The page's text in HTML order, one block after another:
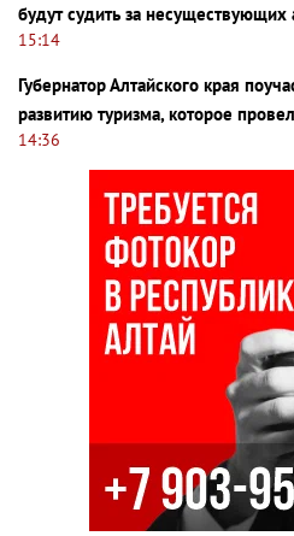
будут судить за несуществующих
15:14
Губернатор Алтайского края
развитию туризма, которое
14:36